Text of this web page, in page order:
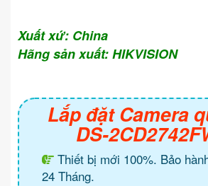
Xuất xứ: China
Hãng sản xuất: HIKVISION
Lắp đặt Camera
DS-
Thiết bị mới 100%. Bảo
24 Tháng.